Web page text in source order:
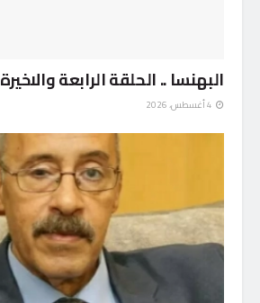
البهنسا .. الحلقة الرابعة والاخيرة